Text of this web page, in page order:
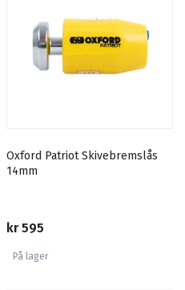
Oxford Patriot Skivebremslås
14mm
kr 595
På lager